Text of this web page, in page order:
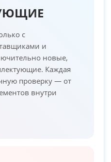
с
и
новые,
Каждая
проверку — от
внутри